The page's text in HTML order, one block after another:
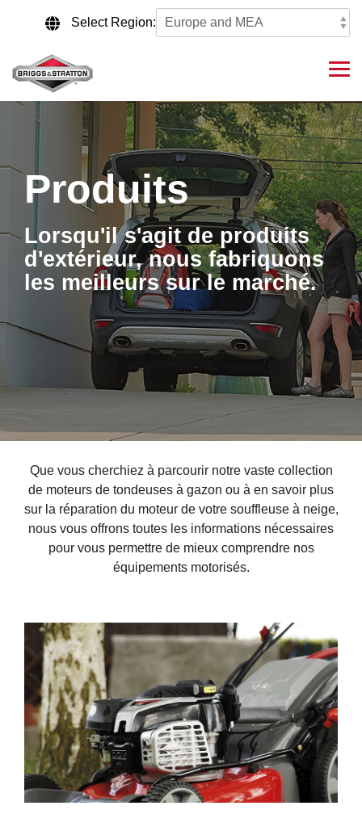
content.
Select Region:
Produits
Lorsqu'il s'agit de produits
d'extérieur, nous fabriquons
les meilleurs sur le marché.
Que vous cherchiez à parcourir notre vaste collection
de moteurs de tondeuses à gazon ou à en savoir plus
sur la réparation du moteur de votre souffleuse à neige,
nous vous offrons toutes les informations nécessaires
pour vous permettre de mieux comprendre nos
équipements motorisés.